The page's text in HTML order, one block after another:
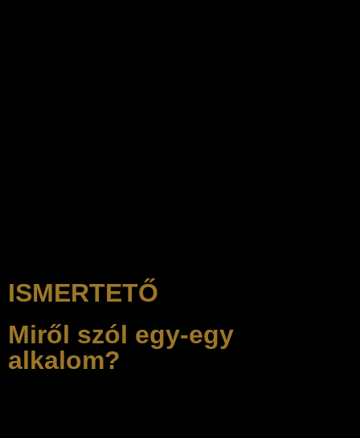
ISMERTETŐ
Miről szól egy-egy
alkalom?